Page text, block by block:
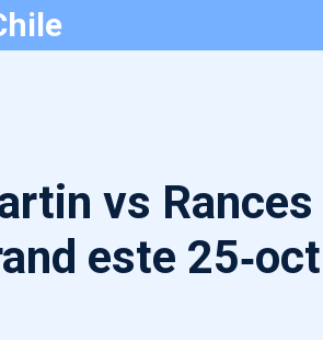
vs
este 25‑oct